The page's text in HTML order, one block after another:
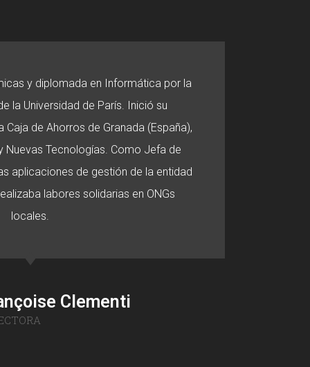
y diplomada en Informática por la
la Universidad de París. Inició su
de Ahorros de Granada (España),
Nuevas Tecnologías. Como Jefa de
aplicaciones de gestión de la entidad
labores solidarias en ONGs
locales.
Clementi